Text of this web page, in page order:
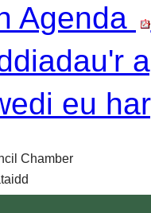
Agenda
eu
Chamber